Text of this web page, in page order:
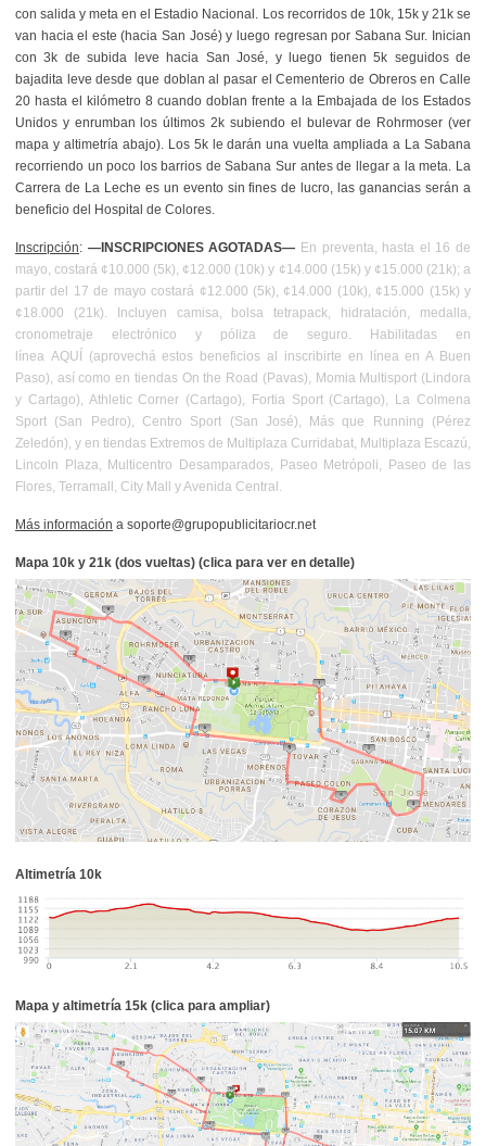
con salida y meta en el Estadio Nacional. Los recorridos de 10k, 15k y 21k se
van hacia el este (hacia San José) y luego regresan por Sabana Sur. Inician
con 3k de subida leve hacia San José, y luego tienen 5k seguidos de
bajadita leve desde que doblan al pasar el Cementerio de Obreros en Calle
20 hasta el kilómetro 8 cuando doblan frente a la Embajada de los Estados
Unidos y enrumban los últimos 2k subiendo el bulevar de Rohrmoser (ver
mapa y altimetría abajo). Los 5k le darán una vuelta ampliada a La Sabana
recorriendo un poco los barrios de Sabana Sur antes de llegar a la meta. La
Carrera de La Leche es un evento sin fines de lucro, las ganancias serán a
beneficio del Hospital de Colores.
Inscripción: —INSCRIPCIONES AGOTADAS— En preventa, hasta el 16 de
mayo, costará ¢10.000 (5k), ¢12.000 (10k) y ¢14.000 (15k) y ¢15.000 (21k); a
partir del 17 de mayo costará ¢12.000 (5k), ¢14.000 (10k), ¢15.000 (15k) y
¢18.000 (21k). Incluyen camisa, bolsa tetrapack, hidratación, medalla,
cronometraje electrónico y póliza de seguro. Habilitadas en
línea AQUÍ (aprovecháestos beneficios al inscribirte en línea en A Buen
Paso), así como en tiendas On the Road (Pavas), Momia Multisport (Lindora
y Cartago), Athletic Corner (Cartago), Fortia Sport (Cartago), La Colmena
Sport (San Pedro), Centro Sport (San José), Más que Running (Pérez
Zeledón), y en tiendas Extremos de Multiplaza Curridabat, Multiplaza Escazú,
Lincoln Plaza, Multicentro Desamparados, Paseo Metrópoli, Paseo de las
Flores, Terramall, City Mall y Avenida Central.
Más información a soporte@grupopublicitariocr.net
Mapa 10k y 21k (dos vueltas) (clica para ver en detalle)
Altimetría 10k
Mapa y altimetría 15k (clica para ampliar)